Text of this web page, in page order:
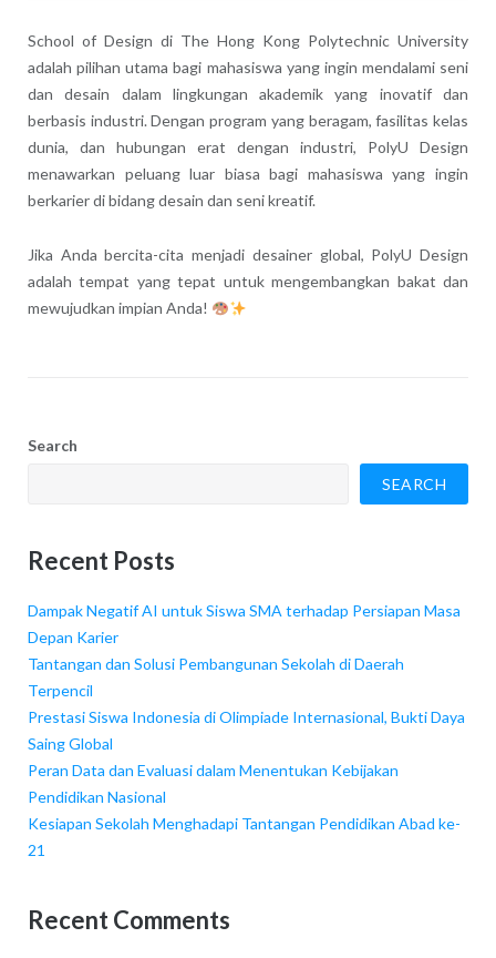
School of Design di The Hong Kong Polytechnic University
adalah pilihan utama bagi mahasiswa yang ingin mendalami seni
dan desain dalam lingkungan akademik yang inovatif dan
berbasis industri. Dengan program yang beragam, fasilitas kelas
dunia, dan hubungan erat dengan industri, PolyU Design
menawarkan peluang luar biasa bagi mahasiswa yang ingin
berkarier di bidang desain dan seni kreatif.
Jika Anda bercita-cita menjadi desainer global, PolyU Design
adalah tempat yang tepat untuk mengembangkan bakat dan
mewujudkan impian Anda!
Search
SEARCH
Recent Posts
Dampak Negatif AI untuk Siswa SMA terhadap Persiapan Masa
Depan Karier
Tantangan dan Solusi Pembangunan Sekolah di Daerah
Terpencil
Prestasi Siswa Indonesia di Olimpiade Internasional, Bukti Daya
Saing Global
Peran Data dan Evaluasi dalam Menentukan Kebijakan
Pendidikan Nasional
Kesiapan Sekolah Menghadapi Tantangan Pendidikan Abad ke-
21
Recent Comments